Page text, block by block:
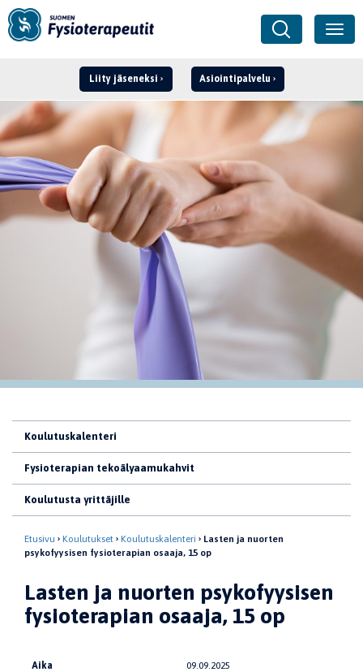
Liity jäseneksi Asiointipalvelu
Kirjaudu ›
Koulutuskalenteri
Fysioterapian tekoälyaamukahvit
Koulutusta yrittäjille
Etusivu Koulutukset Koulutuskalenteri
Lasten ja nuorten
psykofyysisen fysioterapian osaaja, 15 op
Lasten ja nuorten psykofyysisen
fysioterapian osaaja, 15 op
Aika 09.09.2025